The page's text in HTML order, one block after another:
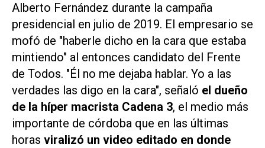
Alberto Fernández durante la campaña
presidencial en julio de 2019. El empresario se
mofó de "haberle dicho en la cara que estaba
mintiendo" al entonces candidato del Frente
de Todos. "Él no me dejaba hablar. Yo a las
verdades las digo en la cara", señaló el dueño
de la híper macrista Cadena 3, el medio más
importante de córdoba que en las últimas
horas viralizó un video editado en donde